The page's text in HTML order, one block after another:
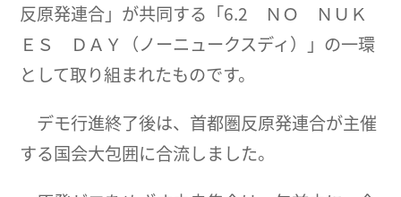
反原発連合」が共同する「6.2 ＮＯ ＮＵＫ
ＥＳ ＤＡＹ（ノーニュークスディ）」の一環
として取り組まれたものです。
デモ行進終了後は、首都圏反原発連合が主催
する国会大包囲に合流しました。